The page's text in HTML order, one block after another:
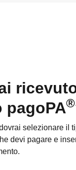
pagoPA®
selezionare il
devi pagare e